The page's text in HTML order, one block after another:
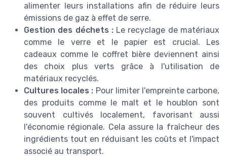
alimenter leurs installations afin de réduire leurs
émissions de gaz à effet de serre.
Gestion des déchets :Le recyclage de matériaux
comme le verre et le papier est crucial. Les
cadeaux comme le coffret bière deviennent ainsi
des choix plus verts grâce à l'utilisation de
matériaux recyclés.
Cultures locales : Pour limiter l'empreinte carbone,
des produits comme le malt et le houblon sont
souvent cultivés localement, favorisant aussi
l'économie régionale. Cela assure la fraîcheur des
ingrédients tout en réduisant les coûts et l'impact
associé au transport.